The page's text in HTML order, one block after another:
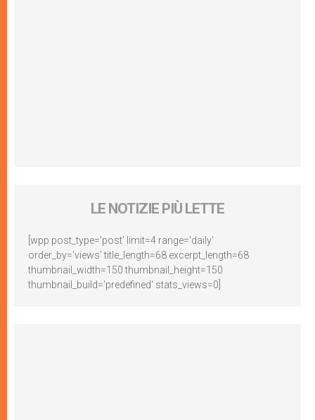
LE NOTIZIE PIÙ LETTE
[wpp post_type='post' limit=4 range='daily'
order_by='views' title_length=68 excerpt_length=68
thumbnail_width=150 thumbnail_height=150
thumbnail_build='predefined' stats_views=0]